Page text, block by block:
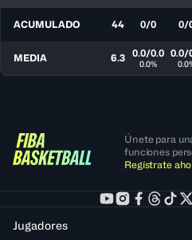
ACUMULADO 44 0/0 0/
MEDIA 6.3 0.0/0.0
0.0%
0.0/
Únete para
funciones
Regístrate
Jugadores